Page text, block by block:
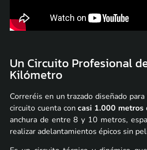
Un Circuito Profesional
Kilómetro
Correréis en un trazado diseñado
circuito cuenta concasi 1.000 metros
anchura de entre 8 y 10 metros,
realizar adelantamientos épicos sin